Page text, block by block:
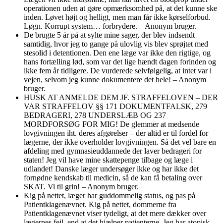
operationen uden at gøre opmærksomhed på, at det kunne ske
inden. Løvet højt og helligt, men man får ikke kørselforbud.
Løgn. Korrupt system… forbrydere. – Anonym bruger.
De brugte 5 år på at sylte mine sager, der blev indsendt
samtidig, hvor jeg to gange på ulovlig vis blev sprøjtet med
stesolid i detentionen. Den ene læge var ikke den rigtige, og
hans fortælling lød, som var det lige hændt dagen forinden og
ikke fem år tidligere. De vurderede selvfølgelig, at intet var i
vejen, selvom jeg kunne dokumentere det hele! – Anonym
bruger.
HUSK AT ANMELDE DEM JF. STRAFFELOVEN – DER
VAR STRAFFELOV §§ 171 DOKUMENTFALSK, 279
BEDRAGERI, 278 UNDERSLÆB OG 237
MORDFORSØG FOR MIG! De glemmer at medsende
lovgivningen iht. deres afgørelser – der altid er til fordel for
lægerne, der ikke overholder lovgivningen. Så det vel bare en
afdeling med gymnasieuddannede der laver bedrageri for
staten! Jeg vil have mine skattepenge tilbage og læge i
udlandet! Danske læger undersøger ikke og har ikke det
fornødne kendskab til medicin, så de kan få betaling over
SKAT. Vi til grin! – Anonym bruger.
Kig på nettet, læger har guddommelig status, og pas på
Patientklagenævnet. Kig på nettet, dommerne fra
Patientklagenævnet viser tydeligt, at det mere dækker over